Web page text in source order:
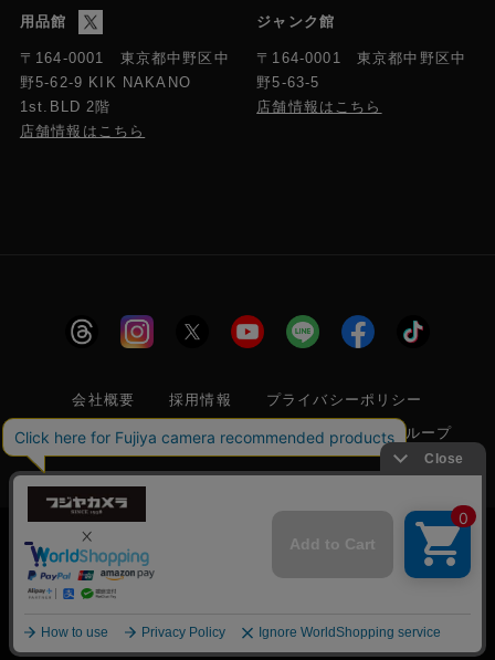
用品館
〒164-0001 東京都中野区中
野5-62-9 KIK NAKANO
1st.BLD 2階
店舗情報はこちら
ジャンク館
〒164-0001 東京都中野区中
野5-63-5
店舗情報はこちら
会社概要 採用情報
プライバシーポリシー
特定商取引に関する法律に基づく表示
フジヤグループ
商標登録 第5211024号 株式会社フジヤカメラ店 古物商許可番
号 東京都公安委員会 第304399601272号
© 2006 FUJIYACAMERA SHOP
当サイトでは利便性向上のためクッキー(Cookie)
を使用しています。クッキー(Cookie)の使用に関
しては「プライバシーポリシー」
をお読みくださ
い。
承諾する